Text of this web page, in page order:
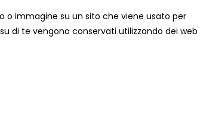
o immagine su un sito che viene usato per
di te vengono conservati utilizzando dei web